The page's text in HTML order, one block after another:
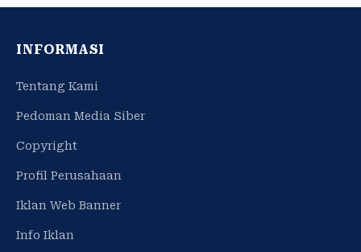
INFORMASI
Tentang Kami
Pedoman Media Siber
Copyright
Profil Perusahaan
Iklan Web Banner
Info Iklan